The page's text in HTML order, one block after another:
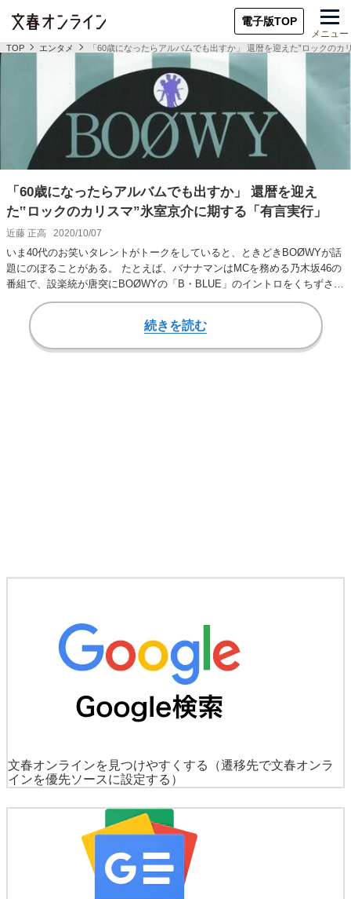
電子版TOP
メニュー
TOP エンタメ 「60歳になったらアルバムでも出すか」 還暦を迎えた‟ロックのカ
「60歳になったらアルバムでも出すか」 還暦を迎え
た‟ロックのカリスマ”氷室京介に期する「有言実行」
近藤 正高 2020/10/07
いま40代のお笑いタレントがトークをしていると、ときどきBOØWYが話
題にのぼることがある。 たとえば、バナナマンはMCを務める乃木坂46の
番組で、設楽統が唐突にBOØWYの「B・BLUE」のイントロをくちずさみ
続きを読む
文春オンラインを見つけやすくする
（遷移先で文春オンラ
インを優先ソースに設定する）